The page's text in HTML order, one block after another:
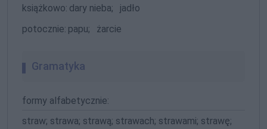
książkowo: dary nieba;
jadło
potocznie: papu; żarcie
Gramatyka
formy alfabetycznie:
straw; strawa; strawą; strawach; strawami; strawę;